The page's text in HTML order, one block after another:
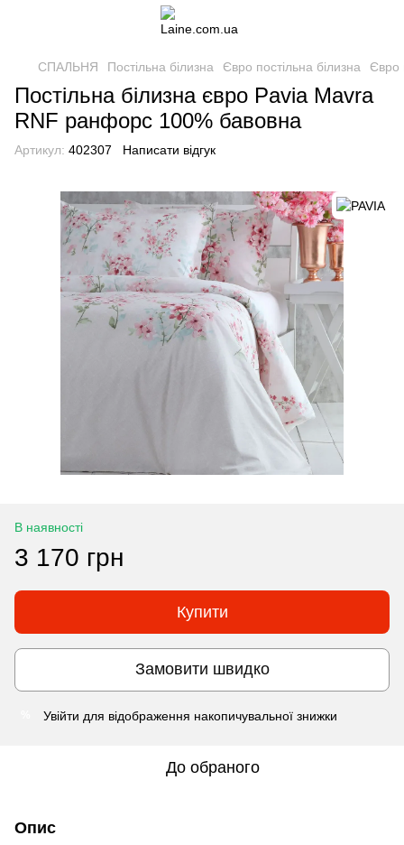
СПАЛЬНЯ Постільна білизна Євро постільна білизна Євро
Постільна білизна євро Pavia Mavra
RNF ранфорс 100% бавовна
Артикул: 402307 Написати відгук
В наявності
3 170 грн
Купити
Замовити швидко
Увійти для відображення накопичувальної знижки
До обраного
Опис